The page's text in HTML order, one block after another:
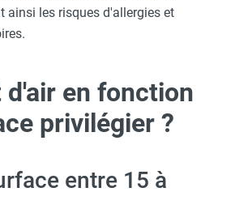
ainsi les risques d'allergies et
d'air en fonction
privilégier ?
entre 15 à